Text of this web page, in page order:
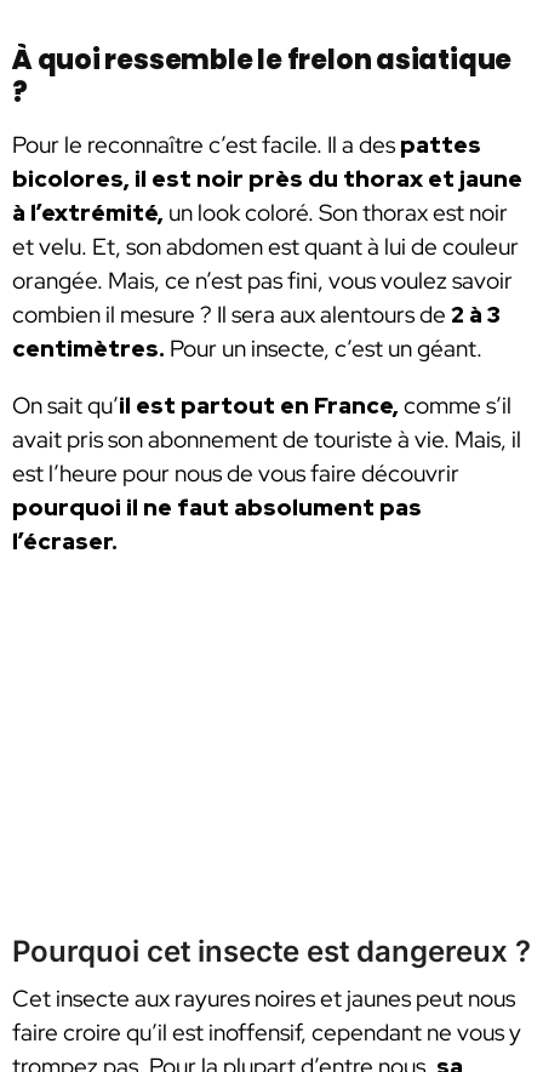
À quoi ressemble le frelon asiatique
?
Pour le reconnaître c’est facile. Il a des pattes
bicolores, il est noir près du thorax et jaune
à l’extrémité, un look coloré. Son thorax est noir
et velu. Et, son abdomen est quant à lui de couleur
orangée. Mais, ce n’est pas fini, vous voulez savoir
combien il mesure ? Il sera aux alentours de 2 à 3
centimètres. Pour un insecte, c’est un géant.
On sait qu’il est partout en France,comme s’il
avait pris son abonnement de touriste à vie. Mais, il
est l’heure pour nous de vous faire découvrir
pourquoi il ne faut absolument pas
l’écraser.
Pourquoi cet insecte est dangereux ?
Cet insecte aux rayures noires et jaunes peut nous
faire croire qu’il est inoffensif, cependant ne vous y